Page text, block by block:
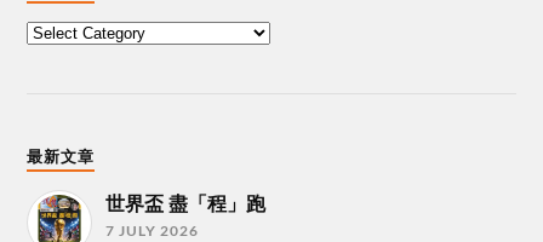
最新文章
世界盃 盡「程」跑
7 JULY 2026